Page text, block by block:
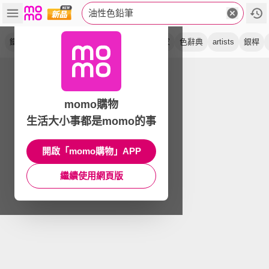
油性色鉛筆
鐵盒 設計家 色辭典 artists 銀桿
momo購物
生活大小事都是momo的事
開啟「momo購物」APP
繼續使用網頁版